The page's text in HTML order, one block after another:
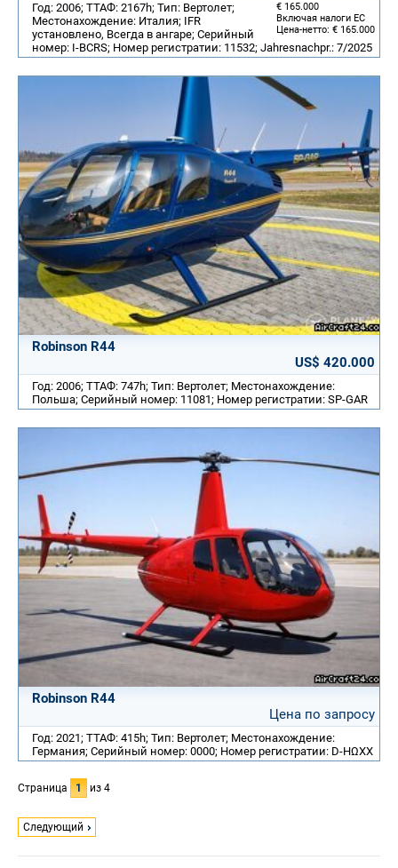
€ 165.000
Включая налоги ЕС
Цена-нетто: € 165.000
Год: 2006; ТТАФ: 2167h; Тип: Вертолет;
Местонахождение: Италия; IFR
установлено, Всегда в ангаре; Серийный
номер: I-BCRS; Номер регистратии: 11532; Jahresnachpr.: 7/2025
Robinson R44
US$ 420.000
Год: 2006; ТТАФ: 747h; Тип: Вертолет; Местонахождение:
Польша; Серийный номер: 11081; Номер регистратии: SP-GAR
Robinson R44
Цена по запросу
Год: 2021; ТТАФ: 415h; Тип: Вертолет; Местонахождение:
Германия; Серийный номер: 0000; Номер регистратии: D-HΩXX
Страница 1 из 4
Следующий